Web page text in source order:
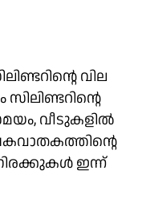
വില
വീടുകളില്‍
ഇന്ന്